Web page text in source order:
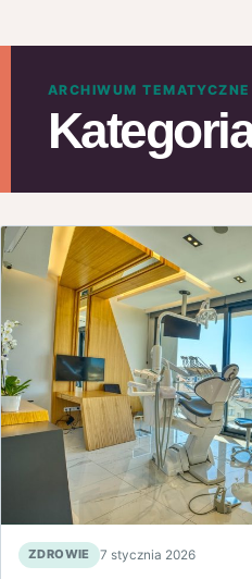
ARCHIWUM TEMATYCZNE
ZDROWIE 7 stycznia 2026